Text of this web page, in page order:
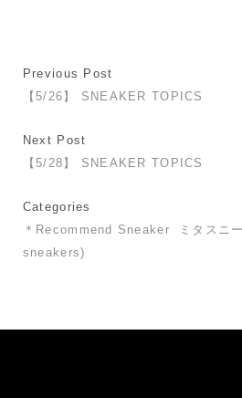
Previous Post
【5/26】 SNEAKER TOPICS
Next Post
【5/28】 SNEAKER TOPICS
Categories
＊Recommend Sneaker
ミタスニ
sneakers)